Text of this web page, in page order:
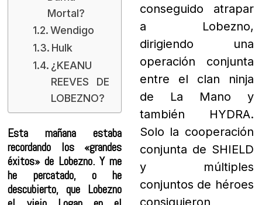
Mortal?
Wendigo
Hulk
¿KEANU
REEVES DE
LOBEZNO?
Esta mañana estaba
recordando los «grandes
éxitos» de Lobezno. Y me
he percatado, o he
descubierto, que Lobezno
conseguido atrapar
a Lobezno,
dirigiendo una
operación conjunta
entre el clan ninja
de La Mano y
también HYDRA.
Solo la cooperación
conjunta de SHIELD
y múltiples
conjuntos de héroes